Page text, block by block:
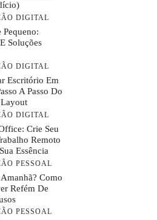
DIGITAL
Soluções
DIGITAL
Escritório Em
A Passo Do
DIGITAL
Crie Seu
Remoto
Essência
PESSOAL
Como
Refém De
PESSOAL